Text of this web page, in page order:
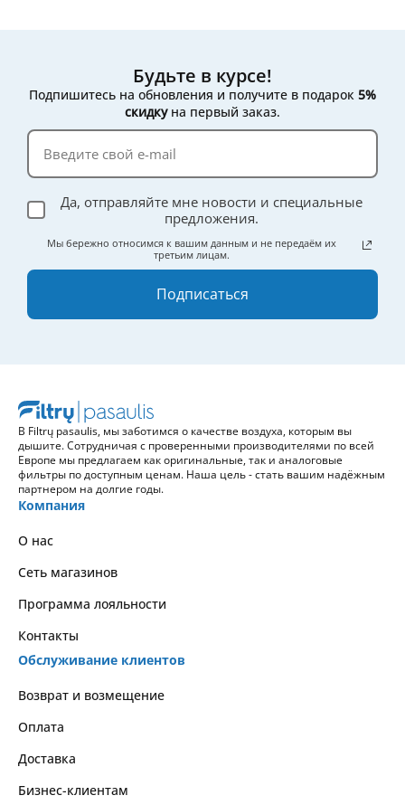
Будьте в курсе!
Подпишитесь на обновления и получите в подарок 5%
скидкуна первый заказ.
Да, отправляйте мне новости и специальные
предложения.
Мы бережно относимся к вашим данным и не передаём их
третьим лицам.
Подписаться
В Filtrų pasaulis, мы заботимся о качестве воздуха, которым вы
дышите. Сотрудничая с проверенными производителями по всей
Европе мы предлагаем как оригинальные, так и аналоговые
фильтры по доступным ценам. Наша цель - стать вашим надёжным
партнером на долгие годы.
Компания
О нас
Сеть магазинов
Программа лояльности
Контакты
Обслуживание клиентов
Возврат и возмещение
Оплата
Доставка
Бизнес-клиентам